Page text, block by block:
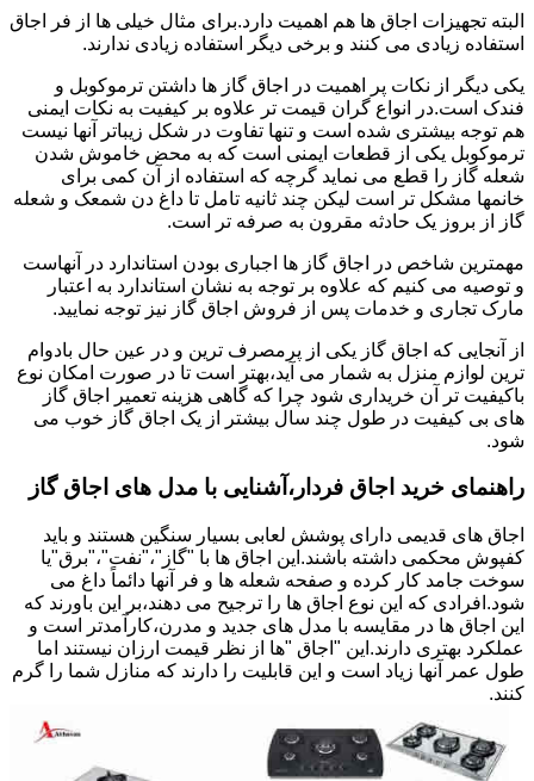
البته تجهیزات اجاق ها هم اهمیت دارد.برای مثال خیلی ها از فر اجاق
استفاده زیادی می کنند و برخی دیگر استفاده زیادی ندارند.
یکی دیگر از نکات پر اهمیت در اجاق گاز ها داشتن ترموکوبل و
فندک است.در انواع گران قیمت تر علاوه بر کیفیت به نکات ایمنی
هم توجه بیشتری شده است و تنها تفاوت در شکل زیباتر آنها نیست
ترموکوبل یکی از قطعات ایمنی است که به محض خاموش شدن
شعله گاز را قطع می نماید گرچه که استفاده از آن کمی برای
خانمها مشکل تر است لیکن چند ثانیه تامل تا داغ دن شمعک و شعله
گاز از بروز یک حادثه مقرون به صرفه تر است.
مهمترین شاخص در اجاق گاز ها اجباری بودن استاندارد در آنهاست
و توصیه می کنیم که علاوه بر توجه به نشان استاندارد به اعتبار
مارک تجاری و خدمات پس از فروش اجاق گاز نیز توجه نمایید.
از آنجایی که اجاق گاز یکی از پرمصرف ترین و در عین حال بادوام
ترین لوازم منزل به شمار می آید،بهتر است تا در صورت امکان نوع
باکیفیت تر آن خریداری شود چرا که گاهی هزینه تعمیر اجاق گاز
های بی کیفیت در طول چند سال بیشتر از یک اجاق گاز خوب می
شود.
راهنمای خرید اجاق فردار،آشنایی با مدل های اجاق گاز
اجاق های قدیمی دارای پوشش لعابی بسیار سنگین هستند و باید
کفپوش محکمی داشته باشند.این اجاق ها با "گاز"،"نفت"،"برق"یا
سوخت جامد کار کرده و صفحه شعله ها و فر آنها دائماً داغ می
شود.افرادی که این نوع اجاق ها را ترجیح می دهند،بر این باورند که
این اجاق ها در مقایسه با مدل های جدید و مدرن،کارآمدتر است و
عملکرد بهتری دارند.این "اجاق "ها از نظر قیمت ارزان نیستند اما
طول عمر آنها زیاد است و این قابلیت را دارند که منازل شما را گرم
کنند.